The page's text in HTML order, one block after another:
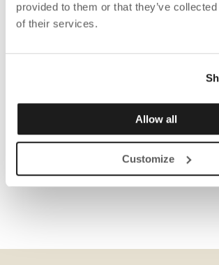
provided to them or that they’ve
of their services.
Allow all
Customize